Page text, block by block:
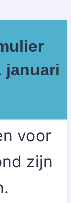
januari
voor
zijn